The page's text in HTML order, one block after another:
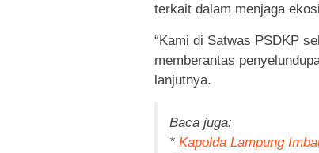
terkait dalam menjaga
“Kami di Satwas PSDKP
memberantas
lanjutnya.
Baca juga:
* Kapolda Lampung